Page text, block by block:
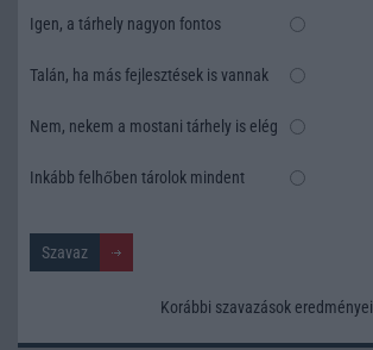
Igen, a tárhely nagyon fontos
Talán, ha más fejlesztések is vannak
Nem, nekem a mostani tárhely is elég
Inkább felhőben tárolok mindent
Korábbi szavazások eredményei